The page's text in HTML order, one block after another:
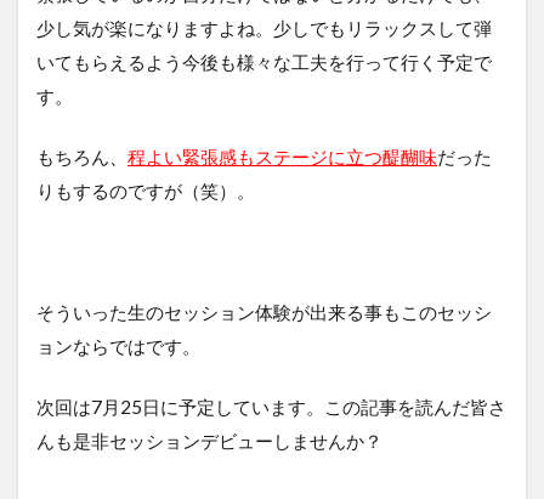
少し気が楽になりますよね。少しでもリラックスして弾
いてもらえるよう今後も様々な工夫を行って行く予定で
す。
もちろん 程よい緊張感もステージに立つ醍醐味だった
りもするのですが（笑）。
そういった生のセッション体験が出来る事もこのセッシ
ョンならではです。
次回は7月25日に予定しています。この記事を読んだ皆さ
んも是非セッションデビューしませんか？